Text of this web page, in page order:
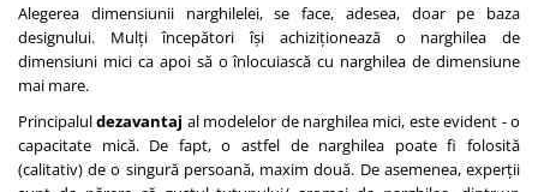
Alegerea dimensiunii narghilelei, se face, adesea, doar pe baza
designului. Mulți începători își achiziționează o narghilea de
dimensiuni mici ca apoi să o înlocuiască cu narghilea de dimensiune
mai mare.
Principaluldezavantaj al modelelor de narghilea mici, este evident - o
capacitate mică. De fapt, o astfel de narghilea poate fi folosită
(calitativ) de o singură persoană, maxim două. De asemenea, experții